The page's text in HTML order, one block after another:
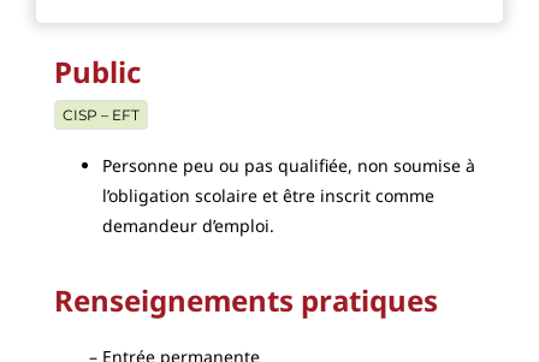
Public
CISP – EFT
Personne peu ou pas qualifiée, non soumise à
l’obligation scolaire et être inscrit comme
demandeur d’emploi.
Renseignements pratiques
Entrée permanente